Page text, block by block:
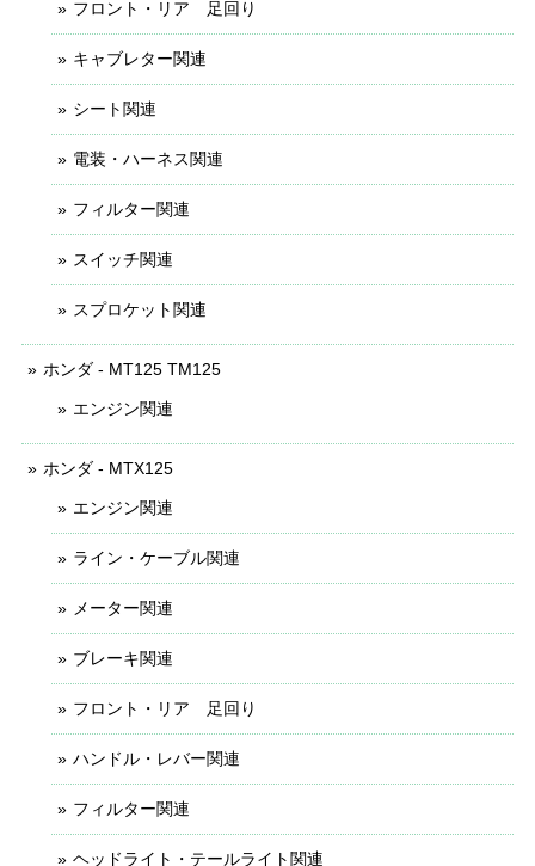
フロント・リア 足回り
キャブレター関連
シート関連
電装・ハーネス関連
フィルター関連
スイッチ関連
スプロケット関連
ホンダ - MT125 TM125
エンジン関連
ホンダ - MTX125
エンジン関連
ライン・ケーブル関連
メーター関連
ブレーキ関連
フロント・リア 足回り
ハンドル・レバー関連
フィルター関連
ヘッドライト・テールライト関連